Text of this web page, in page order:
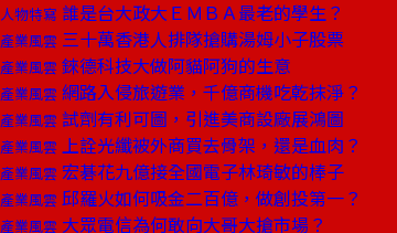
人物特寫 誰是台大政大ＥＭＢＡ最老的學生？
產業風雲 三十萬香港人排隊搶購湯姆小子股票
產業風雲 錸德科技大做阿貓阿狗的生意
產業風雲 網路入侵旅遊業，千億商機吃乾抹淨？
產業風雲 試劑有利可圖，引進美商設廠展鴻圖
產業風雲 上詮光纖被外商買去骨架，還是血肉？
產業風雲 宏碁花九億接全國電子林琦敏的棒子
產業風雲 邱羅火如何吸金二百億，做創投第一？
產業風雲 大眾電信為何敢向大哥大搶市場？